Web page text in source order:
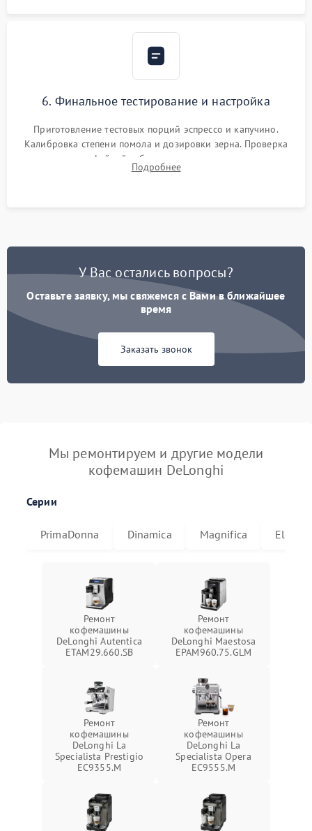
6. Финальное тестирование и настройка
Приготовление тестовых порций эспрессо и капучино.
Калибровка степени помола и дозировки зерна. Проверка
плотности кофейной таблетки, температуры напитка и
качества молочной пены. Контроль отсутствия посторонних
Подробнее
У Вас остались вопросы?
Оставьте заявку, мы свяжемся с Вами в ближайшее
время
Заказать звонок
Мы ремонтируем и другие модели
кофемашин DeLonghi
Серии
PrimaDonna Dinamica Magnifica Eletta
Ремонт
кофемашины
DeLonghi Autentica
ETAM29.660.SB
Ремонт
кофемашины
DeLonghi Maestosa
EPAM960.75.GLM
Ремонт
кофемашины
DeLonghi La
Specialista Prestigio
EC9355.M
Ремонт
кофемашины
DeLonghi La
Specialista Opera
EC9555.M